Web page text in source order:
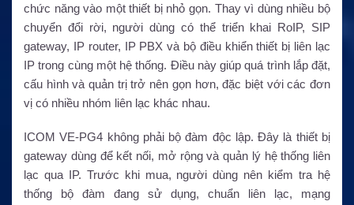
chức năng vào một thiết bị nhỏ gọn. Thay vì dùng nhiều bộ
chuyển đổi rời, người dùng có thể triển khai RoIP, SIP
gateway, IP router, IP PBX và bộ điều khiển thiết bị liên lạc
IP trong cùng một hệ thống. Điều này giúp quá trình lắp đặt,
cấu hình và quản trị trở nên gọn hơn, đặc biệt với các đơn
vị có nhiều nhóm liên lạc khác nhau.
ICOM VE-PG4 không phải bộ đàm độc lập. Đây là thiết bị
gateway dùng để kết nối, mở rộng và quản lý hệ thống liên
lạc qua IP. Trước khi mua, người dùng nên kiểm tra hệ
thống bộ đàm đang sử dụng, chuẩn liên lạc, mạng